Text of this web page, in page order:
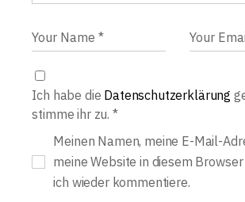
Ich habe die Datenschutzerklärung
stimme ihr zu. *
Meinen Namen, meine E-Mail-
meine Website in diesem
ich wieder kommentiere.